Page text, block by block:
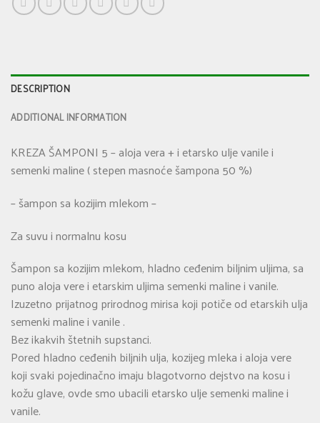
DESCRIPTION
ADDITIONAL INFORMATION
KREZA ŠAMPONI 5 – aloja vera + i etarsko ulje vanile i
semenki maline ( stepen masnoće šampona 50 %)
– šampon sa kozijim mlekom –
Za suvu i normalnu kosu
Šampon sa kozijim mlekom, hladno ceđenim biljnim uljima, sa
puno aloja vere i etarskim uljima semenki maline i vanile.
Izuzetno prijatnog prirodnog mirisa koji potiče od etarskih ulja
semenki maline i vanile .
Bez ikakvih štetnih supstanci.
Pored hladno ceđenih biljnih ulja, kozijeg mleka i aloja vere
koji svaki pojedinačno imaju blagotvorno dejstvo na kosu i
kožu glave, ovde smo ubacili etarsko ulje semenki maline i
vanile.